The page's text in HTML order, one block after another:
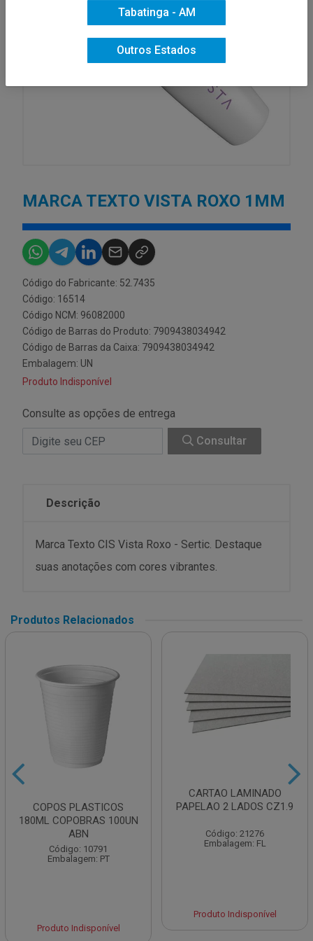
MARCA TEXTO VISTA ROXO 1MM
Código do Fabricante: 52.7435
Código: 16514
Código NCM: 96082000
Código de Barras do Produto: 7909438034942
Código de Barras da Caixa: 7909438034942
Embalagem: UN
Produto Indisponível
Consulte as opções de entrega
Consultar
Descrição
Marca Texto CIS Vista Roxo - Sertic. Destaque
suas anotações com cores vibrantes.
Produtos Relacionados
COPOS PLASTICOS
180ML COPOBRAS 100UN
ABN
Código: 10791
Embalagem: PT
Produto Indisponível
CARTAO LAMINADO
PAPELAO 2 LADOS CZ1.9
Código: 21276
Embalagem: FL
Produto Indisponível
Tabatinga - AM
Outros Estados